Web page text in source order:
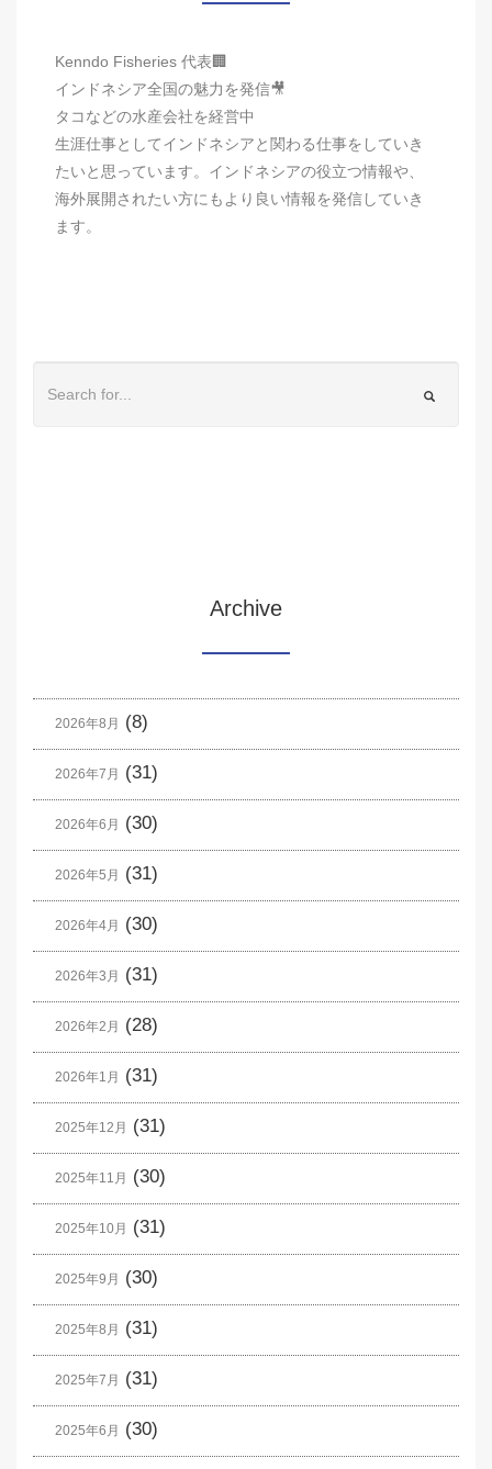
Kenndo Fisheries 代表🏢
インドネシア全国の魅力を発信🎥
タコなどの水産会社を経営中
生涯仕事としてインドネシアと関わる仕事をしていき
たいと思っています。インドネシアの役立つ情報や、
海外展開されたい方にもより良い情報を発信していき
ます。
Archive
2026年8月 (8)
2026年7月 (31)
2026年6月 (30)
2026年5月 (31)
2026年4月 (30)
2026年3月 (31)
2026年2月 (28)
2026年1月 (31)
2025年12月 (31)
2025年11月 (30)
2025年10月 (31)
2025年9月 (30)
2025年8月 (31)
2025年7月 (31)
2025年6月 (30)